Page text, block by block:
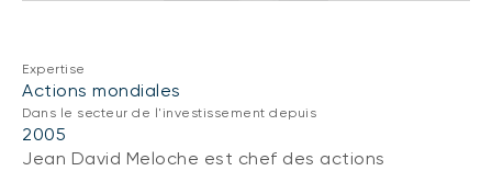
FNB de rotation thématique BNI (NTHM)
FNB durables
Articles
Balados
Vidéos
DOCUMENTS RÉGLEMENTAIRES
Prospectus
Rapports annuels
Expertise
Actions mondiales
Dans le secteur de l'investissement depuis
2005
Jean David Meloche est chef des actions